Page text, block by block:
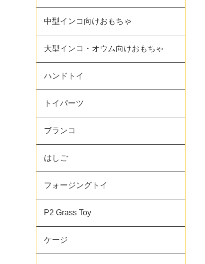
中型インコ向けおもちゃ
大型インコ・オウム向けおもちゃ
ハンドトイ
トイパーツ
ブランコ
はしご
フォージングトイ
P2 Grass Toy
ケージ